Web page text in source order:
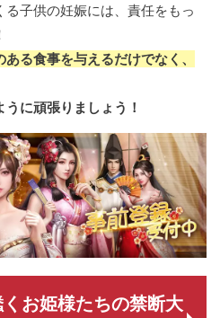
子供の妊娠には、責任をもっ
る食事を与えるだけでなく、
に頑張りましょう！
くお姫様たちの禁断大